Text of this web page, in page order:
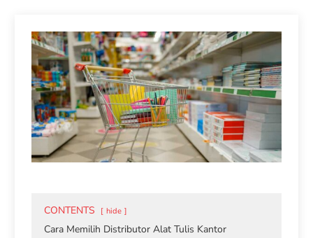
CONTENTS hide
Cara Memilih Distributor Alat Tulis Kantor